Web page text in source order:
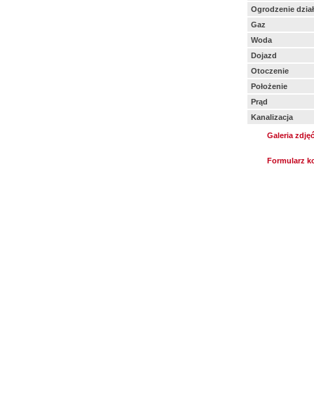
Ogrodzenie
Gaz
Woda
Dojazd
Otoczenie
Położenie
Prąd
Kanalizacja
Galeria zdjęć
Formularz